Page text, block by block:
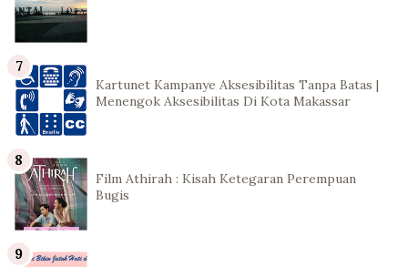
Kartunet Kampanye Aksesibilitas Tanpa Batas |
Menengok Aksesibilitas Di Kota Makassar
Film Athirah : Kisah Ketegaran Perempuan
Bugis